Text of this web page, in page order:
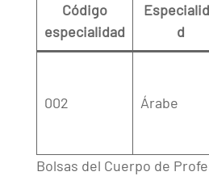
Código
especialidad
d
002 Árabe
Bolsas del Cuerpo de